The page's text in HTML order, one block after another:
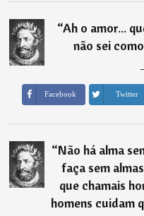
“Ah o amor...
não sei
Facebook Twitter
“Não há alma
faça sem
que chamais
homens cuidam